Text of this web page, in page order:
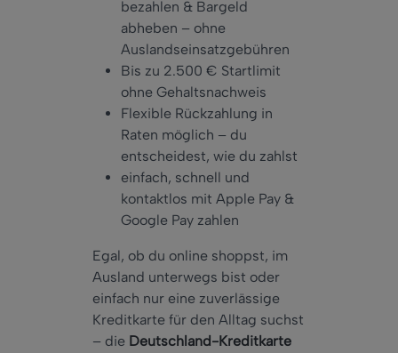
bezahlen & Bargeld
abheben – ohne
Auslandseinsatzgebühren
Bis zu 2.500 € Startlimit
ohne Gehaltsnachweis
Flexible Rückzahlung in
Raten möglich – du
entscheidest, wie du zahlst
einfach, schnell und
kontaktlos mit Apple Pay &
Google Pay zahlen
Egal, ob du online shoppst, im
Ausland unterwegs bist oder
einfach nur eine zuverlässige
Kreditkarte für den Alltag suchst
– die Deutschland-Kreditkarte